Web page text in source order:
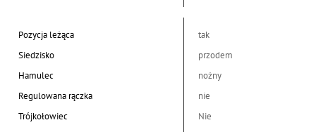
Pozycja leżąca
tak
Siedzisko
przodem
Hamulec
nożny
Regulowana rączka
nie
Trójkołowiec
Nie